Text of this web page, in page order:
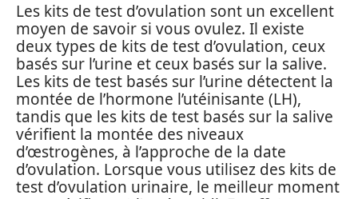
Les kits de test d’ovulation sont un excellent
moyen de savoir si vous ovulez. Il existe
deux types de kits de test d’ovulation, ceux
basés sur l’urine et ceux basés sur la salive.
Les kits de test basés sur l’urine détectent la
montée de l’hormone l’utéinisante (LH),
tandis que les kits de test basés sur la salive
vérifient la montée des niveaux
d’œstrogènes, à l’approche de la date
d’ovulation. Lorsque vous utilisez des kits de
test d’ovulation urinaire, le meilleur moment